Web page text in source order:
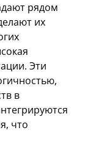
рядом
их
Эти
в
что